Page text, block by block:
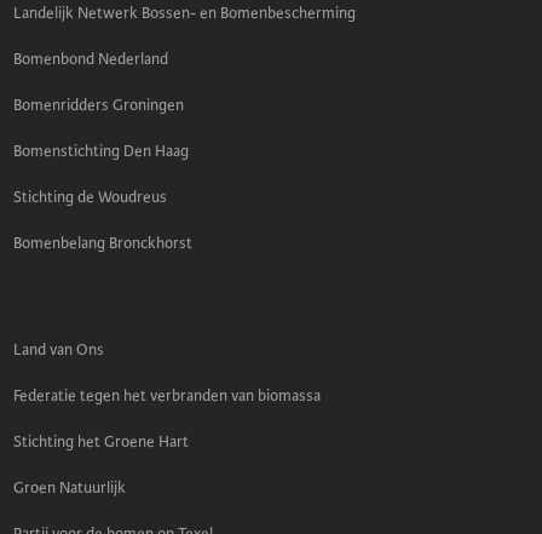
Landelijk Netwerk Bossen- en Bomenbescherming
Bomenbond Nederland
Bomenridders Groningen
Bomenstichting Den Haag
Stichting de Woudreus
Bomenbelang Bronckhorst
Land van Ons
Federatie tegen het verbranden van biomassa
Stichting het Groene Hart
Groen Natuurlijk